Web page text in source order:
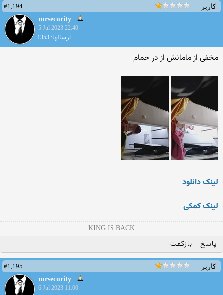
کاربر
#1,194
mrsecurity
5 Jul 2023 22:40
ارسالها: 1353
مخفی از مامانش از در حمام
لینک دانلود
لینک کمکی
KING IS BACK
پاسخ بازگفت
کاربر
#1,195
mrsecurity
6 Jul 2023 11:00